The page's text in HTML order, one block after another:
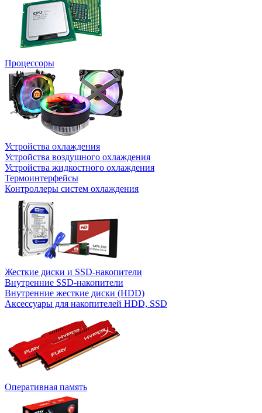
Процессоры
Устройства охлаждения
Устройства воздушного охлаждения
Устройства жидкостного охлаждения
Термоинтерфейсы
Контроллеры систем охлаждения
Жесткие диски и SSD-накопители
Внутренние SSD-накопители
Внутренние жесткие диски (HDD)
Аксессуары для накопителей HDD, SSD
Оперативная память